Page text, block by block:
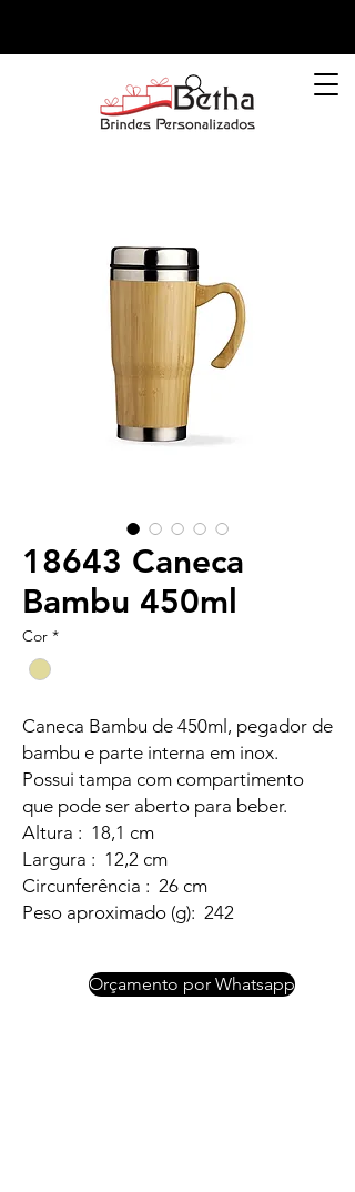
18643 Caneca
Bambu 450ml
Cor *
Caneca Bambu de 450ml, pegador de
bambu e parte interna em inox.
Possui tampa com compartimento
que pode ser aberto para beber.
Altura : 18,1 cm
Largura : 12,2 cm
Circunferência : 26 cm
Peso aproximado (g): 242
Orçamento por Whatsapp